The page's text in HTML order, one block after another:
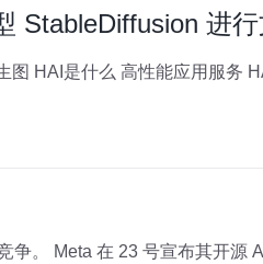
StableDiffusion 进行
服务
发布最